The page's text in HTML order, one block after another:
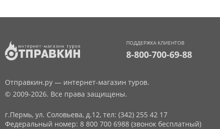
ПОДДЕРЖКА КЛИЕНТОВ
8-800-700-69-88
Отправкин.ру — интернет-магазин туров.
© 2009-2026. Все права защищены.
г.Пермь, ул. Соловьева, д.12, тел: (342) 255 42 17
Федеральный номер: 8 800 700 6988 (звонок бесплатный)